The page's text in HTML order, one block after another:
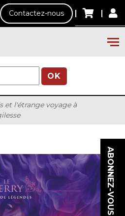
Contactez-nous
OK
et l'étrange voyage à
ABONNEZ-VOUS